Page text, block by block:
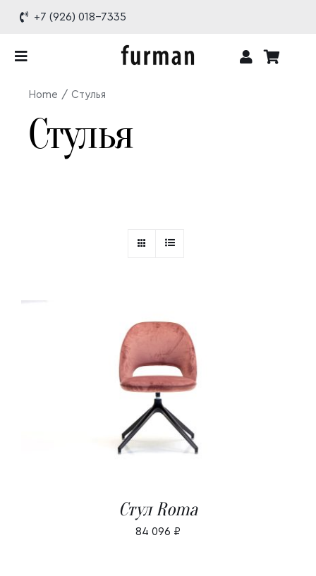
content
+7 (926) 018-7335
Toggle
Home Стулья
Стулья
В КОРЗИНУ / ДЕТАЛИ
Стул Roma
84 096 ₽